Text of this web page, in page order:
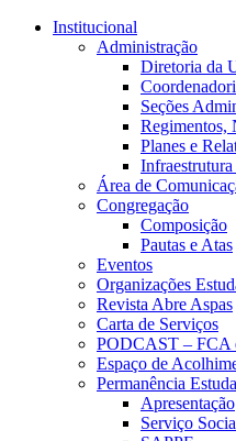
Conteúdo principal
Institucional
Administração
Diretoria da
Seções
Regimentos,
Planes e
Área de
Congregação
Composição
Pautas e Atas
Eventos
Organizações
Revista Abre Aspas
Carta de Serviços
PODCAST – FCA
Espaço de
Permanência
Apresentação
Serviço